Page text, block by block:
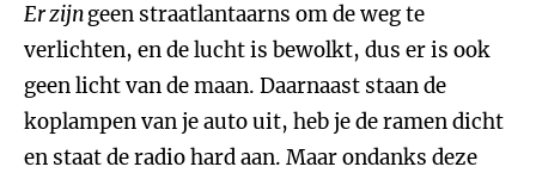
Er zijngeen straatlantaarns om de weg te
verlichten, en de lucht is bewolkt, dus er is ook
geen licht van de maan. Daarnaast staan de
koplampen van je auto uit, heb je de ramen dicht
en staat de radio hard aan. Maar ondanks deze